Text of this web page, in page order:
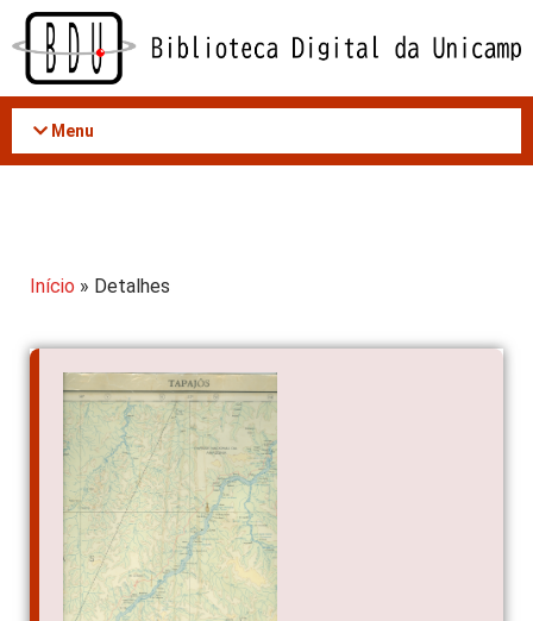
Acessar
conteúdo
Menu
Início » Detalhes